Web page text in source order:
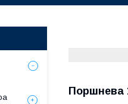
Поршнева